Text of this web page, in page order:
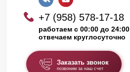
+7 (958) 578-17-18
работаем с 00:00 до 24:00
отвечаем круглосуточно
Заказать звонок
позвоним за наш счет